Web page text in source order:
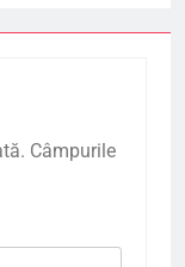
Câmpurile